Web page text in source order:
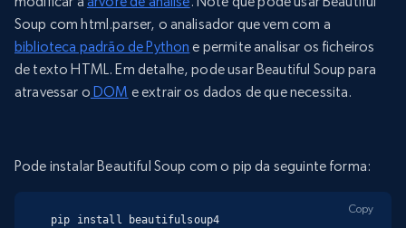
Soup com html.parser, o analisador que vem com a
biblioteca padrão de Python e permite analisar os ficheiros
de texto HTML. Em detalhe, pode usar Beautiful Soup para
atravessar o DOM e extrair os dados de que necessita.
Pode instalar Beautiful Soup com o pip da seguinte forma:
pip install beautifulsoup4
Copy